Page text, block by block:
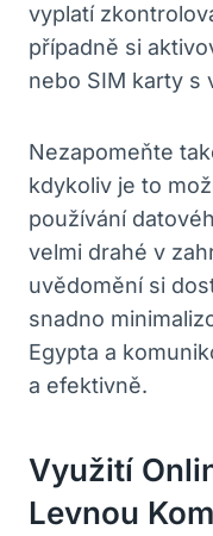
vyplatí
případně si
nebo SIM karty s
Nezapomeňte
kdykoliv je to
používání
velmi drahé v
uvědomění si
snadno
Egypta a
a efektivně.
Využití
Levnou